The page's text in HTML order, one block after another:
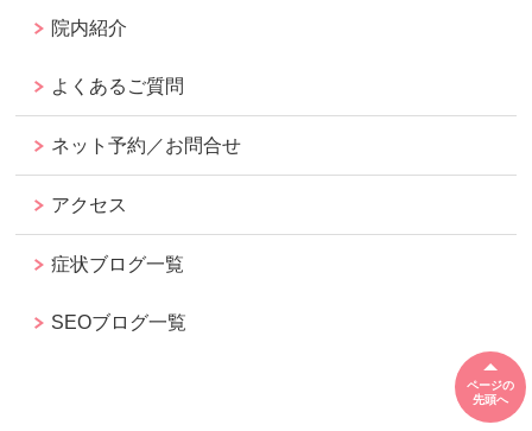
院内紹介
よくあるご質問
ネット予約／お問合せ
アクセス
症状ブログ一覧
SEOブログ一覧
ページの
先頭へ